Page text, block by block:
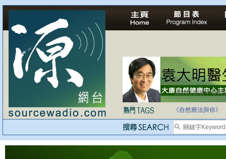
法治社會並不等同
《自然療法與你》